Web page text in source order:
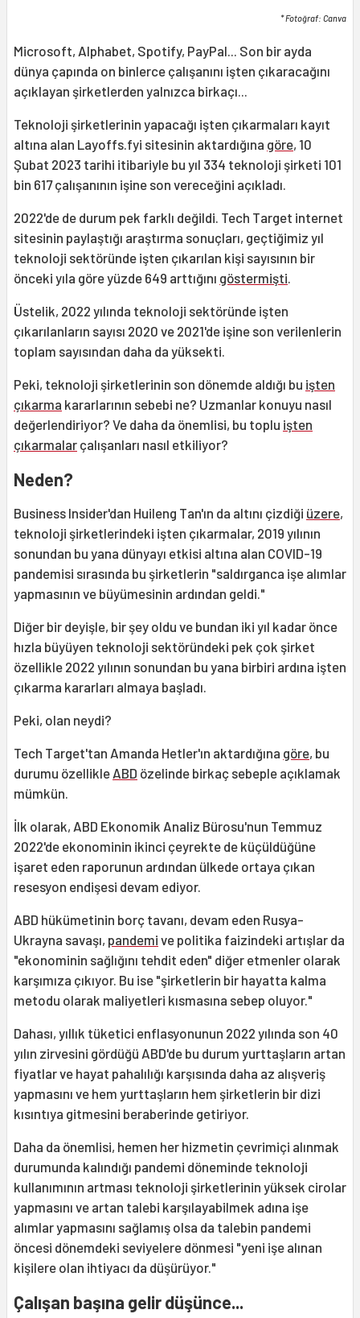
* Fotoğraf: Canva
Microsoft, Alphabet, Spotify, PayPal... Son bir ayda
dünya çapında on binlerce çalışanını işten çıkaracağını
açıklayan şirketlerden yalnızca birkaçı...
Teknoloji şirketlerinin yapacağı işten çıkarmaları kayıt
altına alan Layoffs.fyi sitesinin aktardığına göre, 10
Şubat 2023 tarihi itibariyle bu yıl 334 teknoloji şirketi 101
bin 617 çalışanının işine son vereceğini açıkladı.
2022'de de durum pek farklı değildi. Tech Target internet
sitesinin paylaştığı araştırma sonuçları, geçtiğimiz yıl
teknoloji sektöründe işten çıkarılan kişi sayısının bir
önceki yıla göre yüzde 649 arttığını göstermişti.
Üstelik, 2022 yılında teknoloji sektöründe işten
çıkarılanların sayısı 2020 ve 2021'de işine son verilenlerin
toplam sayısından daha da yüksekti.
Peki, teknoloji şirketlerinin son dönemde aldığı bu işten
çıkarma kararlarının sebebi ne? Uzmanlar konuyu nasıl
değerlendiriyor? Ve daha da önemlisi, bu toplu işten
çıkarmalar çalışanları nasıl etkiliyor?
Neden?
Business Insider'dan Huileng Tan'ın da altını çizdiği üzere,
teknoloji şirketlerindeki işten çıkarmalar, 2019 yılının
sonundan bu yana dünyayı etkisi altına alan COVID-19
pandemisi sırasında bu şirketlerin "saldırganca işe alımlar
yapmasının ve büyümesinin ardından geldi."
Diğer bir deyişle, bir şey oldu ve bundan iki yıl kadar önce
hızla büyüyen teknoloji sektöründeki pek çok şirket
özellikle 2022 yılının sonundan bu yana birbiri ardına işten
çıkarma kararları almaya başladı.
Peki, olan neydi?
Tech Target'tan Amanda Hetler'ın aktardığına göre, bu
durumu özellikle ABD özelinde birkaç sebeple açıklamak
mümkün.
İlk olarak, ABD Ekonomik Analiz Bürosu'nun Temmuz
2022'de ekonominin ikinci çeyrekte de küçüldüğüne
işaret eden raporunun ardından ülkede ortaya çıkan
resesyon endişesi devam ediyor.
ABD hükümetinin borç tavanı, devam eden Rusya-
Ukrayna savaşı, pandemi ve politika faizindeki artışlar da
"ekonominin sağlığını tehdit eden" diğer etmenler olarak
karşımıza çıkıyor. Bu ise "şirketlerin bir hayatta kalma
metodu olarak maliyetleri kısmasına sebep oluyor."
Dahası, yıllık tüketici enflasyonunun 2022 yılında son 40
yılın zirvesini gördüğü ABD'de bu durum yurttaşların artan
fiyatlar ve hayat pahalılığı karşısında daha az alışveriş
yapmasını ve hem yurttaşların hem şirketlerin bir dizi
kısıntıya gitmesini beraberinde getiriyor.
Daha da önemlisi, hemen her hizmetin çevrimiçi alınmak
durumunda kalındığı pandemi döneminde teknoloji
kullanımının artması teknoloji şirketlerinin yüksek cirolar
yapmasını ve artan talebi karşılayabilmek adına işe
alımlar yapmasını sağlamış olsa da talebin pandemi
öncesi dönemdeki seviyelere dönmesi "yeni işe alınan
kişilere olan ihtiyacı da düşürüyor."
Çalışan başına gelir düşünce...